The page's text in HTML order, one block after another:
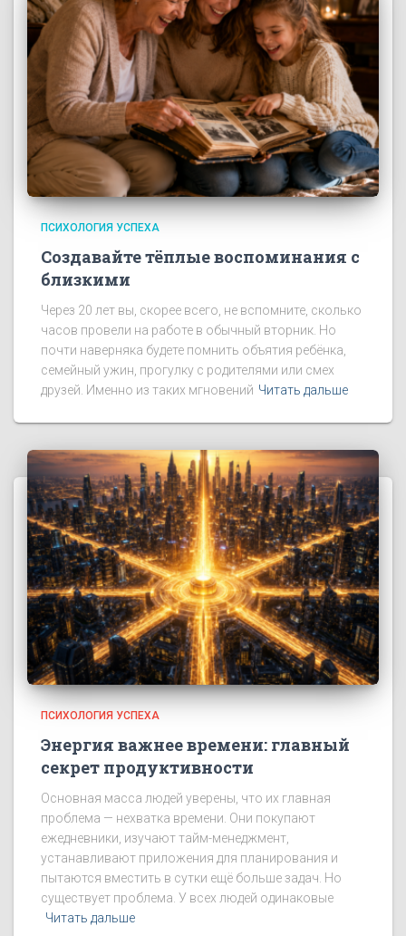
ПСИХОЛОГИЯ УСПЕХА
Создавайте тёплые воспоминания с
близкими
Через 20 лет вы, скорее всего, не вспомните, сколько
часов провели на работе в обычный вторник. Но
почти наверняка будете помнить объятия ребёнка,
семейный ужин, прогулку с родителями или смех
друзей. Именно из таких мгновений Читать дальше
ПСИХОЛОГИЯ УСПЕХА
Энергия важнее времени: главный
секрет продуктивности
Основная масса людей уверены, что их главная
проблема — нехватка времени. Они покупают
ежедневники, изучают тайм-менеджмент,
устанавливают приложения для планирования и
пытаются вместить в сутки ещё больше задач. Но
существует проблема. У всех людей одинаковые
Читать дальше